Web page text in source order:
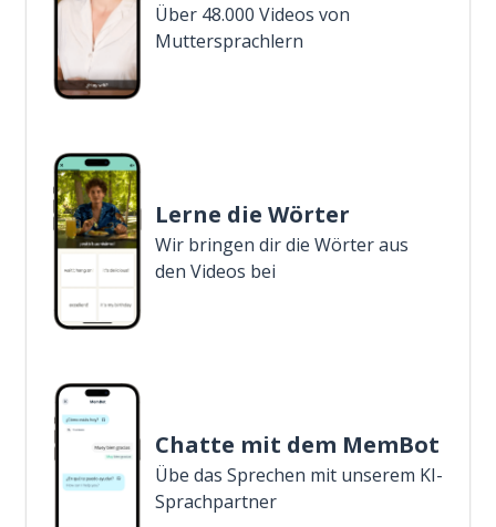
Über 48.000 Videos von
Muttersprachlern
Lerne die Wörter
Wir bringen dir die Wörter aus
den Videos bei
Chatte mit dem MemBot
Übe das Sprechen mit unserem KI-
Sprachpartner